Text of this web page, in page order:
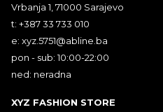
Vrbanja 1, 71000 Sarajevo
t: +387 33 733 010
e: xyz.5751@abline.ba
pon - sub: 10:00-22:00
ned: neradna
XYZ FASHION STORE